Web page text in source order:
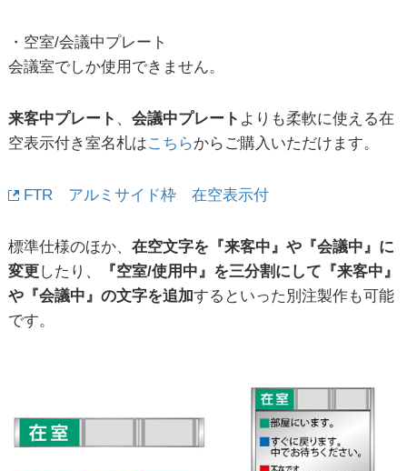
・空室/会議中プレート
会議室でしか使用できません。
来客中プレート 、 会議中プレート よりも柔軟に使える在
空表示付き室名札はこちらからご購入いただけます。
FTR アルミサイド枠 在空表示付
標準仕様のほか、 在空文字を『来客中』や『会議中』に
変更したり、
『空室/使用中』を三分割にして『来客中』
や『会議中』の文字を追加するといった別注製作も可能
です。